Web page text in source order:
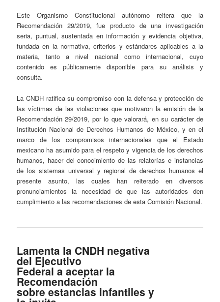
Este Organismo Constitucional autónomo reitera que la
Recomendación 29/2019, fue producto de una investigación
seria, puntual, sustentada en información y evidencia objetiva,
fundada en la normativa, criterios y estándares aplicables a la
materia, tanto a nivel nacional como internacional, cuyo
contenido es públicamente disponible para su análisis y
consulta.
La CNDH ratifica su compromiso con la defensa y protección de
las víctimas de las violaciones que motivaron la emisión de la
Recomendación 29/2019, por lo que valorará, en su carácter de
Institución Nacional de Derechos Humanos de México, y en el
marco de los compromisos internacionales que el Estado
mexicano ha asumido para el respeto y vigencia de los derechos
humanos, hacer del conocimiento de las relatorías e instancias
de los sistemas universal y regional de derechos humanos el
presente asunto, las cuales han reiterado en diversos
pronunciamientos la necesidad de que las autoridades den
cumplimiento a las recomendaciones de esta Comisión Nacional.
Lamenta la CNDH negativa
del Ejecutivo
Federal a aceptar la
Recomendación
sobre estancias infantiles y